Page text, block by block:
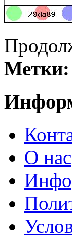
Метки:
О нас